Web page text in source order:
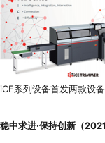
iCE系列设备首发两款设
稳中求进·保持创新（2021